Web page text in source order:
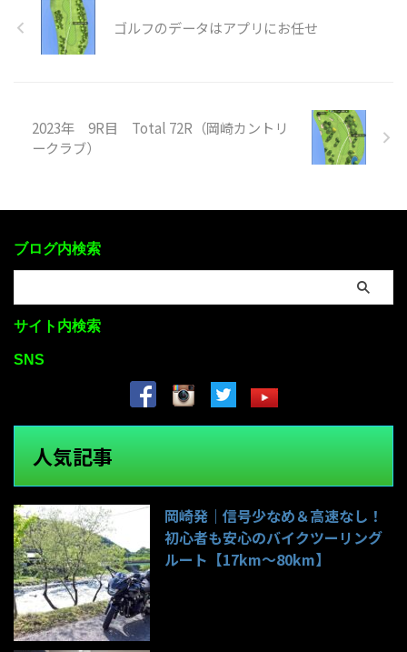
ゴルフのデータはアプリにお任せ
2023年 9R目 Total 72R（岡崎カントリ
ークラブ）
ブログ内検索
サイト内検索
SNS
人気記事
岡崎発｜信号少なめ＆高速なし！
初心者も安心のバイクツーリング
ルート【17km〜80km】